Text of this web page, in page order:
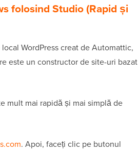
folosind Studio (Rapid și
WordPress creat de Automattic,
este un constructor de site-uri bazat
mult mai rapidă și mai simplă de
. Apoi, faceți clic pe butonul